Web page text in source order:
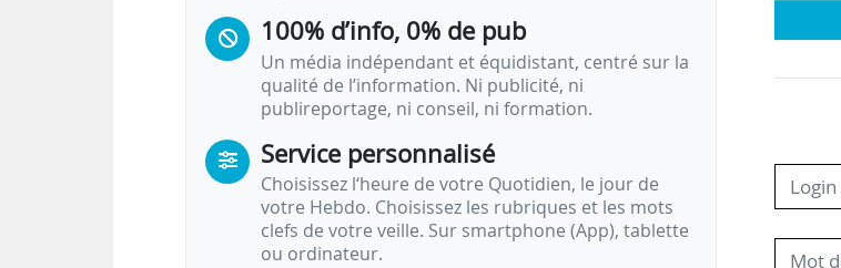
100% d’info, 0% de pub
Un média indépendant et équidistant, centré sur la
qualité de l’information. Ni publicité, ni
publireportage, ni conseil, ni formation.
Service personnalisé
Choisissez l‘heure de votre Quotidien, le jour de
votre Hebdo. Choisissez les rubriques et les mots
clefs de votre veille. Sur smartphone (App), tablette
ou ordinateur.